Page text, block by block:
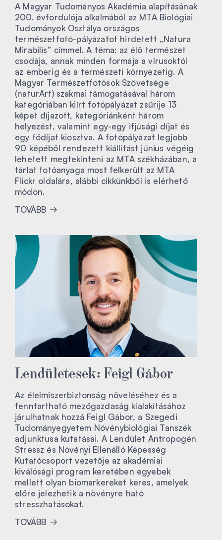
A Magyar Tudományos Akadémia alapításának
200. évfordulója alkalmából az MTA Biológiai
Tudományok Osztálya országos
természetfotó-pályázatot hirdetett „Natura
Mirabilis” címmel. A téma: az élő természet
csodája, annak minden formája a vírusoktól
az emberig és a természeti környezetig. A
Magyar Természetfotósok Szövetsége
(naturArt) szakmai támogatásával három
kategóriában kiírt fotópályázat zsűrije 13
képet díjazott, kategóriánként három
helyezést, valamint egy-egy ifjúsági díjat és
egy fődíjat kiosztva. A fotópályázat legjobb
90 képéből rendezett kiállítást június végéig
lehetett megtekinteni az MTA székházában, a
tárlat fotóanyaga most felkerült az MTA
Flickr oldalára, alábbi cikkünkből is elérhető
módon.
TOVÁBB
Lendületesek: Feigl Gábor
Az élelmiszerbiztonság növeléséhez és a
fenntartható mezőgazdaság kialakításához
járulhatnak hozzá Feigl Gábor, a Szegedi
Tudományegyetem Növénybiológiai Tanszék
adjunktusa kutatásai. A Lendület Antropogén
Stressz és Növényi Ellenálló Képesség
Kutatócsoport vezetője az akadémiai
kiválósági program keretében egyebek
mellett olyan biomarkereket keres, amelyek
előre jelezhetik a növényre ható
stresszhatásokat.
TOVÁBB